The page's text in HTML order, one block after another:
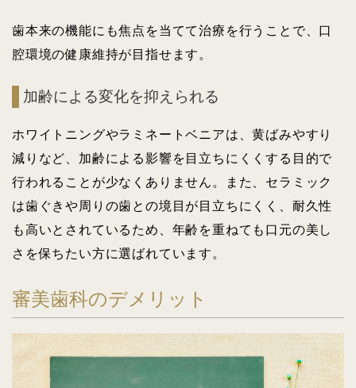
歯本来の機能にも焦点を当てて治療を行うことで、口
腔環境の健康維持が目指せます。
加齢による変化を抑えられる
ホワイトニングやラミネートベニアは、黄ばみやすり
減りなど、加齢による影響を目立ちにくくする目的で
行われることが少なくありません。また、セラミック
は歯ぐきや周りの歯との境目が目立ちにくく、耐久性
も高いとされているため、年齢を重ねても口元の美し
さを保ちたい方に選ばれています。
審美歯科のデメリット